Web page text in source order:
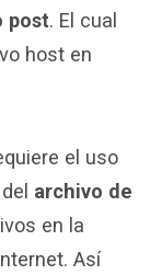
post. El cual
host en
el uso
archivo de
en la
Así